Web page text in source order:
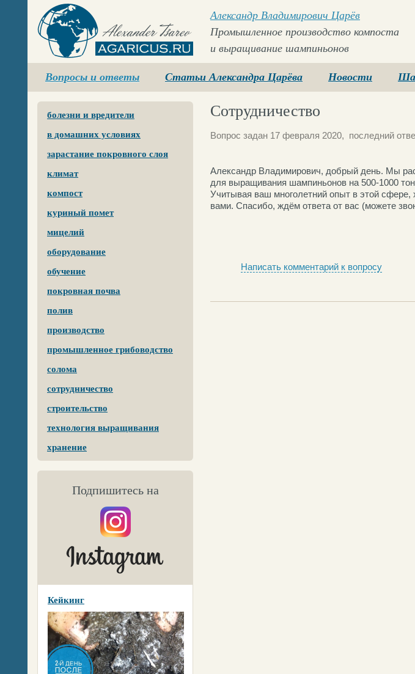
Agaricus.ru
Александр Владимирович Царёв
Промышленное производство компоста
и выращивание шампиньонов
Вопросы и ответы Статьи Александра Царёва Новости
болезни и вредители
в домашних условиях
зарастание покровного слоя
климат
компост
куриный помет
мицелий
оборудование
обучение
покровная почва
полив
производство
промышленное грибоводство
солома
сотрудничество
строительство
технология выращивания
хранение
Подпишитесь на
Кейкинг
Сотрудничество
Вопрос задан 17 февраля 2020, последний
Александр Владимирович, добрый день. Мы
для выращивания шампиньонов на 500-1000
Учитывая ваш многолетний опыт в этой сфере,
вами. Спасибо, ждём ответа от вас (можете
Написать комментарий к вопросу